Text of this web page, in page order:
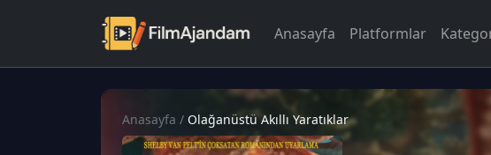
Anasayfa Platformlar
Anasayfa / Olağanüstü Akıllı Yaratıklar